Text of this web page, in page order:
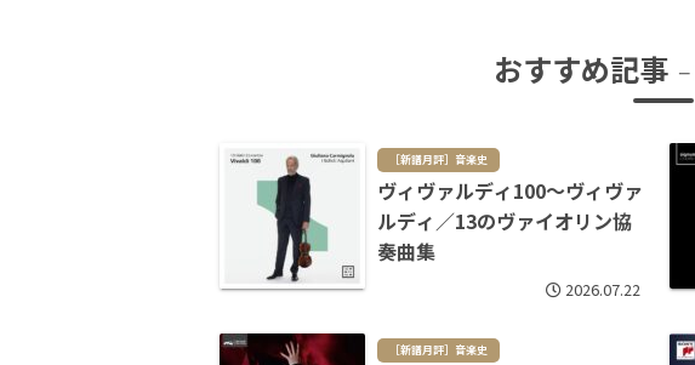
おすすめ記事
［新譜月評］音楽史
ヴィヴァルディ100～ヴィヴァ
ルディ／13のヴァイオリン協
奏曲集
2026.07.22
［新譜月評］音楽史